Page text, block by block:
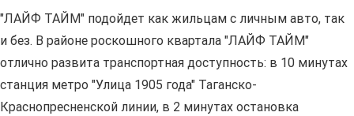
"ЛАЙФ ТАЙМ" подойдет как жильцам с личным авто, так
и без. В районе роскошного квартала "ЛАЙФ ТАЙМ"
отлично развита транспортная доступность: в 10 минутах
станция метро "Улица 1905 года" Таганско-
Краснопресненской линии, в 2 минутах остановка